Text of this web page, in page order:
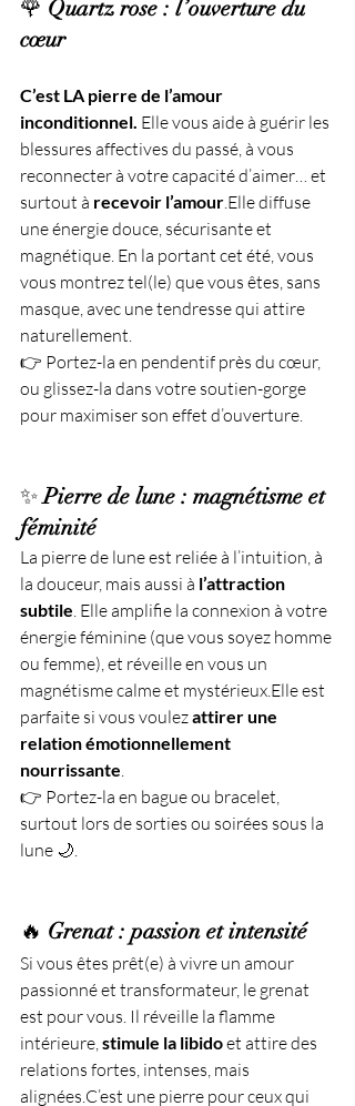
🌹 Quartz rose : l’ouverture du
cœur
C’est LA pierre de l’amour
inconditionnel. Elle vous aide à guérir les
blessures affectives du passé, à vous
reconnecter à votre capacité d’aimer… et
surtout à recevoir l’amour.Elle diffuse
une énergie douce, sécurisante et
magnétique. En la portant cet été, vous
vous montrez tel(le) que vous êtes, sans
masque, avec une tendresse qui attire
naturellement.
👉 Portez-la en pendentif près du cœur,
ou glissez-la dans votre soutien-gorge
pour maximiser son effet d’ouverture.
✨ Pierre de lune : magnétisme et
féminité
La pierre de lune est reliée à l’intuition, à
la douceur, mais aussi à l’attraction
subtile. Elle amplifie la connexion à votre
énergie féminine (que vous soyez homme
ou femme), et réveille en vous un
magnétisme calme et mystérieux.Elle est
parfaite si vous voulez attirer une
relation émotionnellement
nourrissante.
👉 Portez-la en bague ou bracelet,
surtout lors de sorties ou soirées sous la
lune 🌙.
🔥 Grenat : passion et intensité
Si vous êtes prêt(e) à vivre un amour
passionné et transformateur, le grenat
est pour vous. Il réveille la flamme
intérieure, stimule la libido et attire des
relations fortes, intenses, mais
alignées.C’est une pierre pour ceux qui